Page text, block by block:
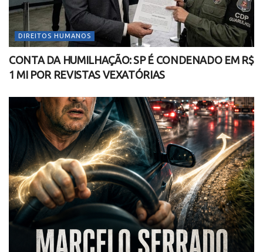
DIREITOS HUMANOS
CONTA DA HUMILHAÇÃO: SP É CONDENADO EM R$
1 MI POR REVISTAS VEXATÓRIAS